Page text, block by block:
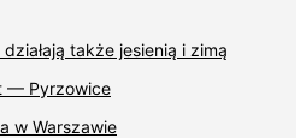
także jesienią i zimą
— Pyrzowice
w Warszawie